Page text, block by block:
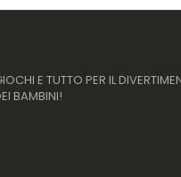
E TUTTO PER IL
BAMBINI!